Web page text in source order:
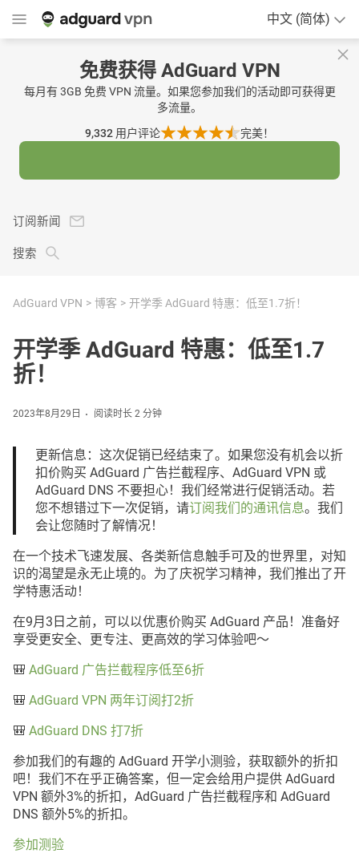
中文 (简体)
免费获得 AdGuard VPN
每月有 3GB 免费 VPN 流量。如果您参加我们的活动即可获得更
多流量。
9,332 用户评论 完美！
订阅新闻
搜索
AdGuard VPN 博客 开学季 AdGuard 特惠：低至1.7折！
开学季 AdGuard 特惠：低至1.7
折！
2023年8月29日 阅读时长 2 分钟
更新信息：这次促销已经结束了。如果您没有机会以折
扣价购买 AdGuard 广告拦截程序、AdGuard VPN 或
AdGuard DNS 不要担心！我们经常进行促销活动。若
您不想错过下一次促销，请订阅我们的通讯信息。我们
会让您随时了解情况！
在一个技术飞速发展、各类新信息触手可及的世界里，对知
识的渴望是永无止境的。为了庆祝学习精神，我们推出了开
学特惠活动！
在9月3日之前，可以以优惠价购买 AdGuard 产品！准备好
享受更安全、更专注、更高效的学习体验吧～
🎒 AdGuard 广告拦截程序低至6折
🎒 AdGuard VPN 两年订阅打2折
🎒 AdGuard DNS 打7折
参加我们的有趣的 AdGuard 开学小测验，获取额外的折扣
吧！我们不在乎正确答案，但一定会给用户提供 AdGuard
VPN 额外3%的折扣，AdGuard 广告拦截程序和 AdGuard
DNS 额外5%的折扣。
参加测验